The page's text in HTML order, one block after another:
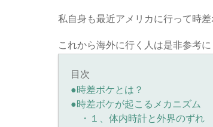
私自身も最近アメリカに行って時差
これから海外に行く人は是非参考に
目次
●時差ボケとは？
●時差ボケが起こるメカニズム
・１、体内時計と外界のずれ